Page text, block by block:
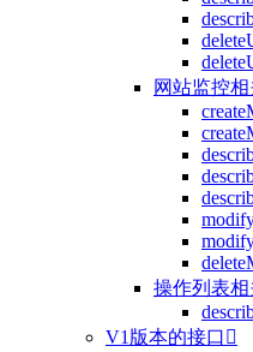
网站监控
操作列表相
V1版本的接口 